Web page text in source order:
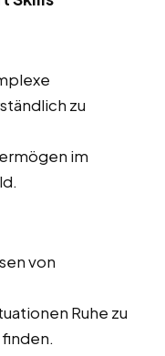
zu
im
von
Ruhe zu